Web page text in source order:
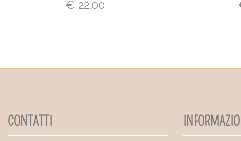
€ 22.00
CONTATTI